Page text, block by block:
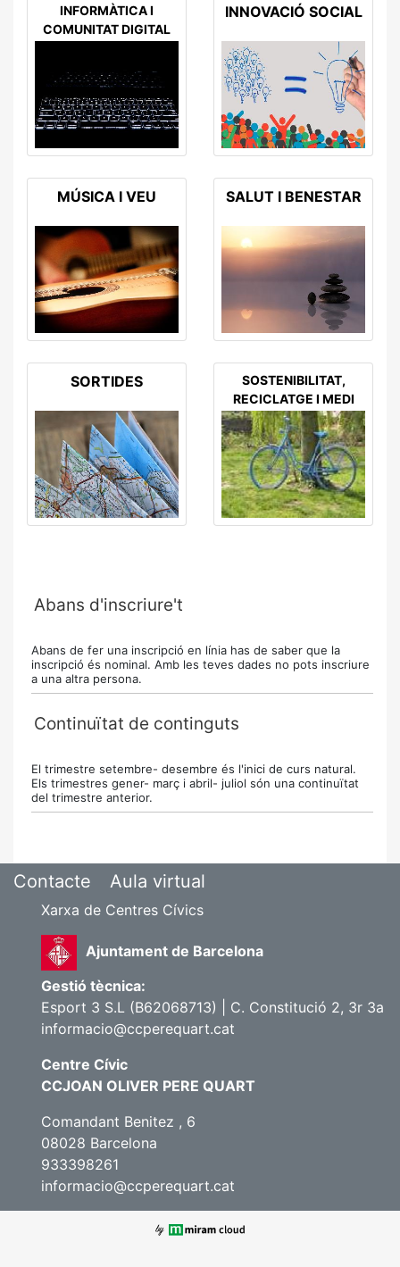
INFORMÀTICA I
COMUNITAT DIGITAL
INNOVACIÓ SOCIAL
MÚSICA I VEU SALUT I BENESTAR
SORTIDES
SOSTENIBILITAT,
RECICLATGE I MEDI
AMBIENT
Abans d'inscriure't
Abans de fer una inscripció en línia has de saber que la
inscripció és nominal. Amb les teves dades no pots inscriure
a una altra persona.
Continuïtat de continguts
El trimestre setembre- desembre és l'inici de curs natural.
Els trimestres gener- març i abril- juliol són una continuïtat
del trimestre anterior.
Contacte Aula virtual
Xarxa de Centres Cívics
Ajuntament de Barcelona
Gestió tècnica:
Esport 3 S.L (B62068713) | C. Constitució 2, 3r 3a
informacio@ccperequart.cat
Centre Cívic
CCJOAN OLIVER PERE QUART
Comandant Benitez , 6
08028 Barcelona
933398261
informacio@ccperequart.cat